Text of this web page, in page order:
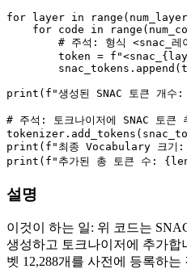
for layer in range
for code in range
# 주석: 형식 <snac_레
        token =
f"<snac_
print ( f"생성된 SNAC 토큰 개수:
# 주석: 토크나이저에 SNAC 토큰
print ( f"최종 Vocabulary 크기:
print ( f"추가된 총 토큰 수: {
설명
이것이 하는 일: 위 코드는
생성하고 토크나이저에 추가
벳 12,288개를 사전에 등록하는